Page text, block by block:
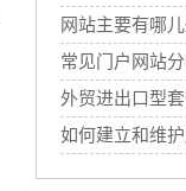
网站主要有哪
如何建立和维